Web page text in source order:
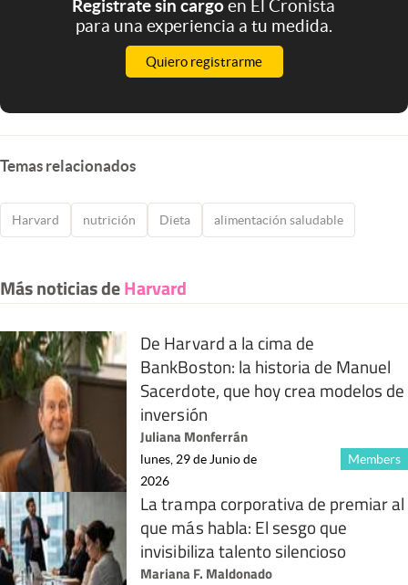
Registrate sin cargoen El Cronista
para una experiencia a tu medida.
Quiero registrarme
Temas relacionados
Harvard nutrición Dieta alimentación saludable
Más noticias deHarvard
De Harvard a la cima de
BankBoston: la historia de Manuel
Sacerdote, que hoy crea modelos de
inversión
Juliana Monferrán
Members
lunes, 29 de Junio de
2026
La trampa corporativa de premiar al
que más habla: El sesgo que
invisibiliza talento silencioso
Mariana F. Maldonado